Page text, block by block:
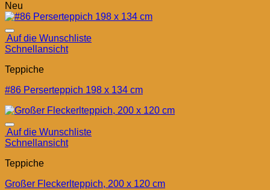
Neu
Auf die Wunschliste
Schnellansicht
Teppiche
#86 Perserteppich 198 x 134 cm
Auf die Wunschliste
Schnellansicht
Teppiche
Großer Fleckerlteppich, 200 x 120 cm